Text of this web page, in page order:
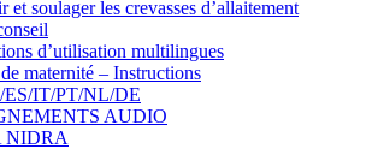
et soulager les crevasses d’allaitement
d’utilisation multilingues
maternité – Instructions
ES/IT/PT/NL/DE
AUDIO
NIDRA